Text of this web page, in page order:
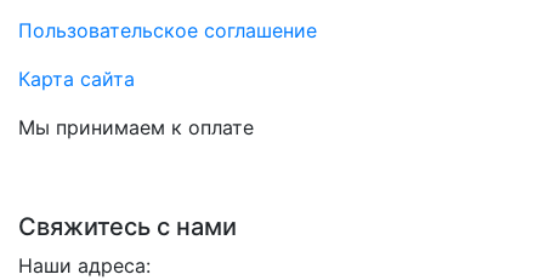
Пользовательское соглашение
Карта сайта
Мы принимаем к оплате
Свяжитесь с нами
Наши адреса: